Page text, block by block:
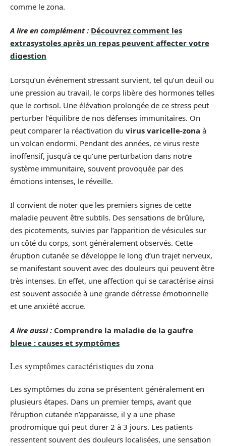
comme le zona.
A lire en complément : Découvrez comment les
extrasystoles après un repas peuvent affecter votre
digestion
Lorsqu’un événement stressant survient, tel qu’un deuil ou
une pression au travail, le corps libère des hormones telles
que le cortisol. Une élévation prolongée de ce stress peut
perturber l’équilibre de nos défenses immunitaires. On
peut comparer la réactivation du virus varicelle-zona à
un volcan endormi. Pendant des années, ce virus reste
inoffensif, jusqu’à ce qu’une perturbation dans notre
système immunitaire, souvent provoquée par des
émotions intenses, le réveille.
Il convient de noter que les premiers signes de cette
maladie peuvent être subtils. Des sensations de brûlure,
des picotements, suivies par l’apparition de vésicules sur
un côté du corps, sont généralement observés. Cette
éruption cutanée se développe le long d’un trajet nerveux,
se manifestant souvent avec des douleurs qui peuvent être
très intenses. En effet, une affection qui se caractérise ainsi
est souvent associée à une grande détresse émotionnelle
et une anxiété accrue.
A lire aussi : Comprendre la maladie de la gaufre
bleue : causes et symptômes
Les symptômes caractéristiques du zona
Les symptômes du zona se présentent généralement en
plusieurs étapes. Dans un premier temps, avant que
l’éruption cutanée n’apparaisse, il y a une phase
prodromique qui peut durer 2 à 3 jours. Les patients
ressentent souvent des douleurs localisées, une sensation